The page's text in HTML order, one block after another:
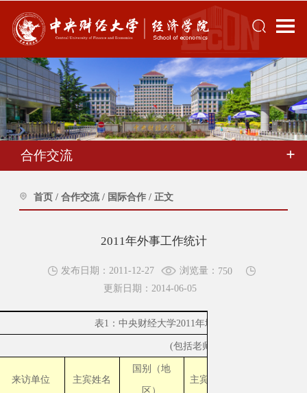
合作交流
首页 / 合作交流 / 国际合作 / 正文
2011年外事工作统计
发布日期：2011-12-27 浏览量： 750
更新日期：2014-06-05
表1 ：中央财经大学2011年境外来访人员或团组统
(包括老师及学生
来访单位 主宾姓名
国别（地
区）
主宾职称